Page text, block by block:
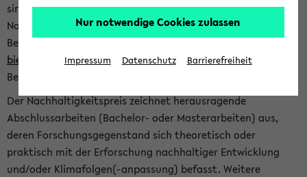
sind herzlich eingeladen sich mit Ihrer Abschlussarbeit beim
Nachhaltigkeitsbüro zu bewerben. Bitte nutzen Sie für Ihre
Bewerbung dieses Formular<https://formulare.uni-
bielefeld.de/frontend-server/form/provide/913/>. Die
Bewerbungsfrist endet am 30.09.2026.
Der Nachhaltigkeitspreis zeichnet herausragende
Abschlussarbeiten (Bachelor- oder Masterarbeiten) aus,
deren Forschungsgegenstand sich theoretisch oder
praktisch mit der Erforschung nachhaltiger Entwicklung
und/oder Klimafolgen(-anpassung) befasst. Weitere
Nur notwendige Cookies zulassen
Impressum Datenschutz Barrierefreiheit